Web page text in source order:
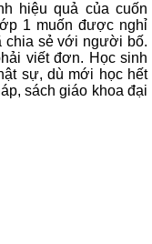
hiệu quả của cuốn
1 muốn được nghỉ
chia sẻ với người bố.
viết đơn. Học sinh
sự, dù mới học hết
sách giáo khoa đại